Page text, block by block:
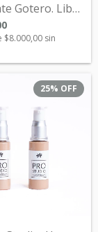
Base Mate Gotero. Libre de Aceites Nueva...
$8.000,00 sin
25% OFF